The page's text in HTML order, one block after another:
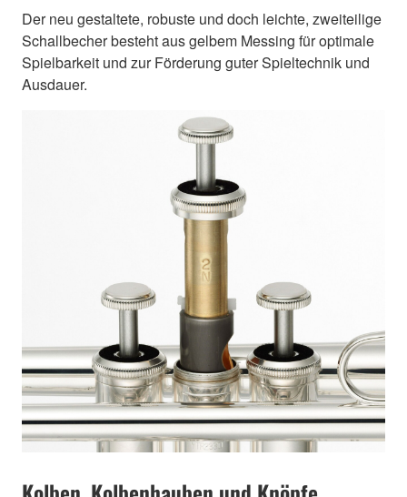
Der neu gestaltete, robuste und doch leichte, zweiteilige
Schallbecher besteht aus gelbem Messing für optimale
Spielbarkeit und zur Förderung guter Spieltechnik und
Ausdauer.